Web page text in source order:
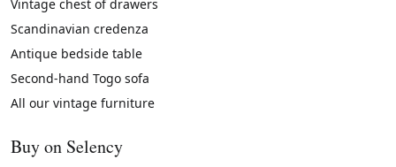
Vintage chest of drawers
Scandinavian credenza
Antique bedside table
Second-hand Togo sofa
All our vintage furniture
Buy on Selency